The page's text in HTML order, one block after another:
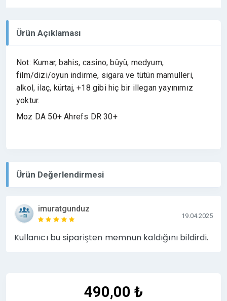
Ürün Açıklaması
Not: Kumar, bahis, casino, büyü, medyum,
film/dizi/oyun indirme, sigara ve tütün mamulleri,
alkol, ilaç, kürtaj, +18 gibi hiç bir illegan yayınımız
yoktur.
Moz DA 50+ Ahrefs DR 30+
Ürün Değerlendirmesi
imuratgunduz
19.04.2025
Kullanıcı bu siparişten memnun kaldığını bildirdi.
490,00 ₺